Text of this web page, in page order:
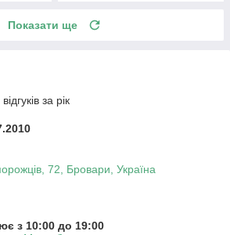
Показати ще
за рік
72, Бровари, Україна
з 10:00 до 19:00